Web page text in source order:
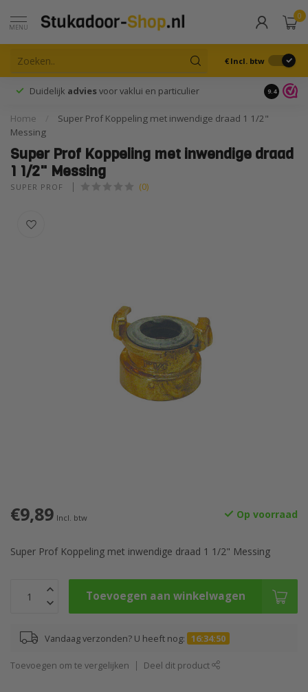
MENU
0
€ Incl. btw
Duidelijk adviesvoor vaklui en particulier 9.4
Home
Super Prof Koppeling met inwendige draad 1 1/2"
Messing
Super Prof Koppeling met inwendige draad
1 1/2" Messing
SUPER PROF (0)
€9,89 Incl. btw Op voorraad
Super Prof Koppeling met inwendige draad 1 1/2" Messing
Toevoegen aan winkelwagen
Vandaag verzonden? U heeft nog: 16:34:49
Toevoegen om te vergelijken Deel dit product